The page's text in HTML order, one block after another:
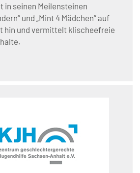
in seinen Meilensteinen
und „Mint 4 Mädchen“ auf
hin und vermittelt klischeefreie